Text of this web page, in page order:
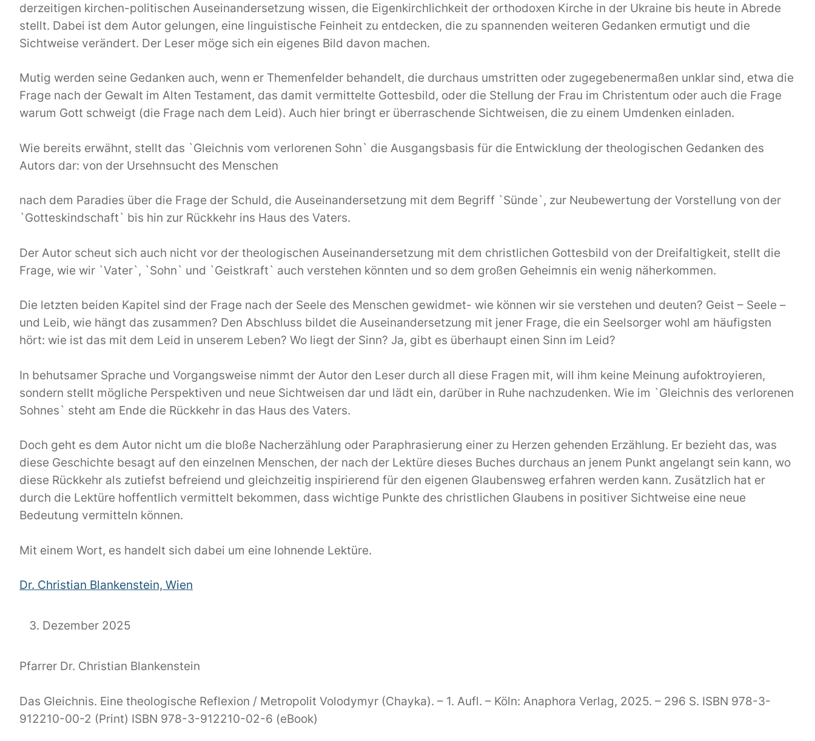
derzeitigen kirchen-politischen Auseinandersetzung wissen, die Eigenkirchlichkeit der orthodoxen Kirche in der Ukraine bis heute in Abrede
stellt. Dabei ist dem Autor gelungen, eine linguistische Feinheit zu entdecken, die zu spannenden weiteren Gedanken ermutigt und die
Sichtweise verändert. Der Leser möge sich ein eigenes Bild davon machen.
Mutig werden seine Gedanken auch, wenn er Themenfelder behandelt, die durchaus umstritten oder zugegebenermaßen unklar sind, etwa die
Frage nach der Gewalt im Alten Testament, das damit vermittelte Gottesbild, oder die Stellung der Frau im Christentum oder auch die Frage
warum Gott schweigt (die Frage nach dem Leid). Auch hier bringt er überraschende Sichtweisen, die zu einem Umdenken einladen.
Wie bereits erwähnt, stellt das `Gleichnis vom verlorenen Sohn` die Ausgangsbasis für die Entwicklung der theologischen Gedanken des
Autors dar: von der Ursehnsucht des Menschen
nach dem Paradies über die Frage der Schuld, die Auseinandersetzung mit dem Begriff `Sünde`, zur Neubewertung der Vorstellung von der
`Gotteskindschaft` bis hin zur Rückkehr ins Haus des Vaters.
Der Autor scheut sich auch nicht vor der theologischen Auseinandersetzung mit dem christlichen Gottesbild von der Dreifaltigkeit, stellt die
Frage, wie wir `Vater`, `Sohn` und `Geistkraft` auch verstehen könnten und so dem großen Geheimnis ein wenig näherkommen.
Die letzten beiden Kapitel sind der Frage nach der Seele des Menschen gewidmet- wie können wir sie verstehen und deuten? Geist – Seele –
und Leib, wie hängt das zusammen? Den Abschluss bildet die Auseinandersetzung mit jener Frage, die ein Seelsorger wohl am häufigsten
hört: wie ist das mit dem Leid in unserem Leben? Wo liegt der Sinn? Ja, gibt es überhaupt einen Sinn im Leid?
In behutsamer Sprache und Vorgangsweise nimmt der Autor den Leser durch all diese Fragen mit, will ihm keine Meinung aufoktroyieren,
sondern stellt mögliche Perspektiven und neue Sichtweisen dar und lädt ein, darüber in Ruhe nachzudenken. Wie im `Gleichnis des verlorenen
Sohnes` steht am Ende die Rückkehr in das Haus des Vaters.
Doch geht es dem Autor nicht um die bloße Nacherzählung oder Paraphrasierung einer zu Herzen gehenden Erzählung. Er bezieht das, was
diese Geschichte besagt auf den einzelnen Menschen, der nach der Lektüre dieses Buches durchaus an jenem Punkt angelangt sein kann, wo
diese Rückkehr als zutiefst befreiend und gleichzeitig inspirierend für den eigenen Glaubensweg erfahren werden kann. Zusätzlich hat er
durch die Lektüre hoffentlich vermittelt bekommen, dass wichtige Punkte des christlichen Glaubens in positiver Sichtweise eine neue
Bedeutung vermitteln können.
Mit einem Wort, es handelt sich dabei um eine lohnende Lektüre.
Dr. Christian Blankenstein, Wien
Dezember 2025
Pfarrer Dr. Christian Blankenstein
Das Gleichnis. Eine theologische Reflexion / Metropolit Volodymyr (Chayka). – 1. Aufl. – Köln: Anaphora Verlag, 2025. – 296 S. ISBN 978-3-
912210-00-2 (Print) ISBN 978-3-912210-02-6 (eBook)